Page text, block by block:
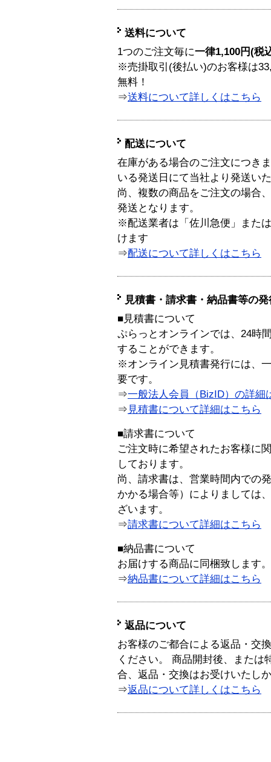
送料について
1つのご注文毎に一律1,100円(税
※売掛取引(後払い)のお客様は
無料！
⇒送料について詳しくはこちら
配送について
在庫がある場合のご注文につき
いる発送日にて当社より発送い
尚、複数の商品をご注文の場合
発送となります。
※配送業者は「佐川急便」また
けます
⇒配送について詳しくはこちら
見積書・請求書・納品書等の
■見積書について
ぷらっとオンラインでは、24時
することができます。
※オンライン見積書発行には、
要です。
⇒一般法人会員（BizID）の詳細
⇒ 見積書について詳細はこちら
■請求書について
ご注文時に希望されたお客様に
しております。
尚、請求書は、営業時間内での
かかる場合等）によりましては
ざいます。
⇒請求書について詳細はこちら
■納品書について
お届けする商品に同梱致します。
⇒納品書について詳細はこちら
返品について
お客様のご都合による返品・交
ください。 商品開封後、または
合、返品・交換はお受けいたし
⇒返品について詳しくはこちら